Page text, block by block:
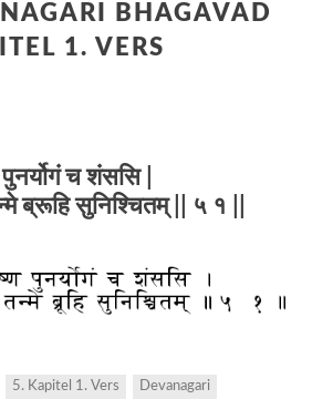
BHAGAVAD
1. VERS
च शंससि |
ब्रूहि सुनिश्चितम् || ५ १ ||
5. Kapitel 1. Vers Devanagari